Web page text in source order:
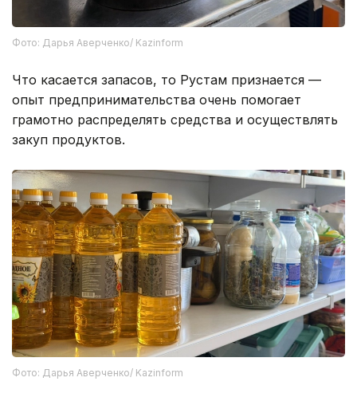
Фото: Дарья Аверченко/ Kazinform
Что касается запасов, то Рустам признается —
опыт предпринимательства очень помогает
грамотно распределять средства и осуществлять
закуп продуктов.
Фото: Дарья Аверченко/ Kazinform